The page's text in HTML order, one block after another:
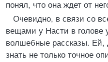
понял, что она ждет от
Очевидно, в связи со
вещами у Насти в голове
волшебные рассказы. Ей,
знать не только точное